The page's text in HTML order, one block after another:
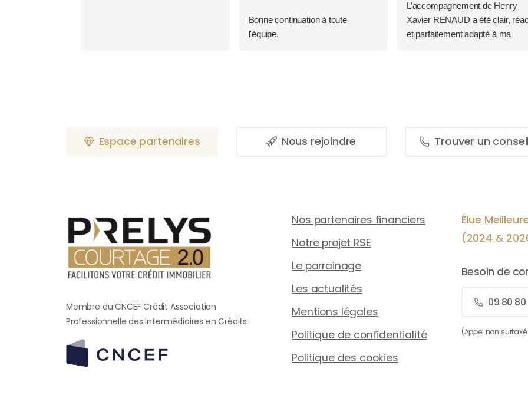
Bonne continuation à toute
l'équipe.
L’accompagnement de Henry
Xavier RENAUD a été clair,
et parfaitement adapté à ma
Je recommande sans hésiter.
Espace partenaires Nous rejoindre Trouver un
Membre du CNCEF Crédit Association
Professionnelle des Intermédiaires en Crédits
Nos partenaires financiers
Notre projet RSE
Le parrainage
Les actualités
Mentions légales
Politique de confidentialité
Politique des cookies
Élue
(2024 &
Besoin de
09 80 80
(Appel non